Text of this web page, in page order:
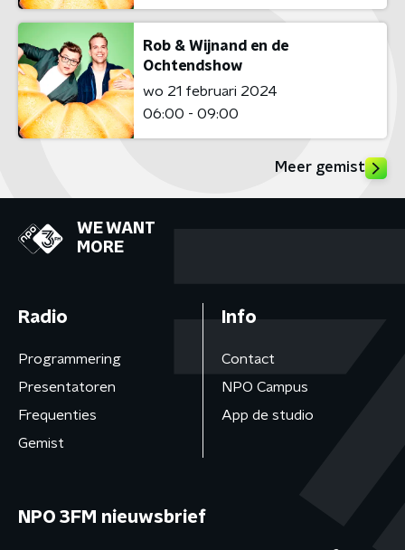
Rob & Wijnand en de
Ochtendshow
wo 21 februari 2024
06:00 - 09:00
Meer gemist
WE WANT
MORE
Radio
Programmering
Presentatoren
Frequenties
Gemist
Info
Contact
NPO Campus
App de studio
NPO 3FM nieuwsbrief